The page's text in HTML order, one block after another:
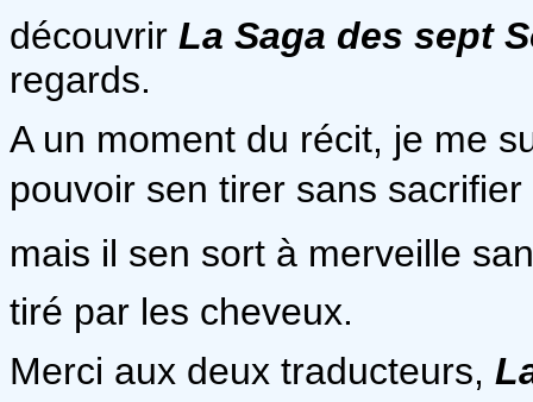
découvrir La Saga des sept
regards.
A un moment du récit, je me
pouvoir sen tirer sans
mais il sen sort à merveille
tiré par les cheveux.
Merci aux deux traducteurs,